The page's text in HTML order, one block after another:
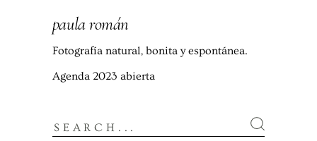
paula román
Fotografía natural, bonita y espontánea.
Agenda 2023 abierta